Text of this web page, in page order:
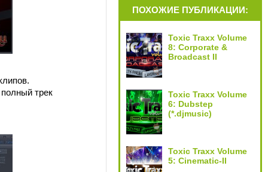
трек
ПОХОЖИЕ ПУБЛИКАЦИИ:
Toxic Traxx Volume
8: Corporate &
Broadcast II
Toxic Traxx Volume
6: Dubstep
(*.djmusic)
Toxic Traxx Volume
5: Cinematic-II